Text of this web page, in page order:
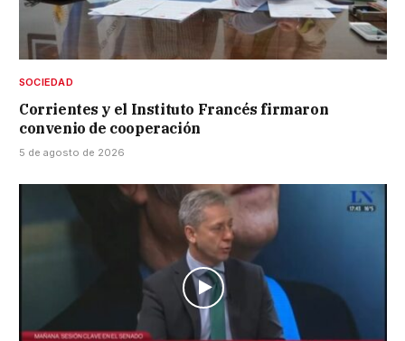
SOCIEDAD
Corrientes y el Instituto Francés firmaron
convenio de cooperación
5 de agosto de 2026